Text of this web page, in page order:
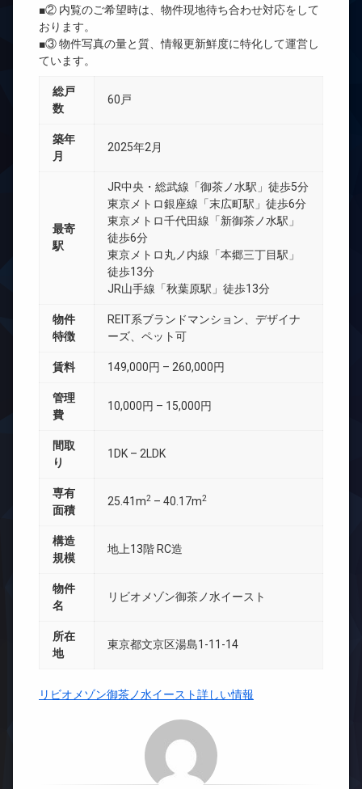
■② 内覧のご希望時は、物件現地待ち合わせ対応をして
おります。
■③ 物件写真の量と質、情報更新鮮度に特化して運営し
ています。
総戸
数
60戸
築年
月
2025年2月
最寄
駅
JR中央・総武線「御茶ノ水駅」徒歩5分
東京メトロ銀座線「末広町駅」徒歩6分
東京メトロ千代田線「新御茶ノ水駅」
徒歩6分
東京メトロ丸ノ内線「本郷三丁目駅」
徒歩13分
JR山手線「秋葉原駅」徒歩13分
物件
特徴
REIT系ブランドマンション、デザイナ
ーズ、ペット可
賃料 149,000円 – 260,000円
管理
費
10,000円 – 15,000円
間取
り
1DK – 2LDK
専有
面積
25.41m2 – 40.17m2
構造
規模
地上13階 RC造
物件
名
リビオメゾン御茶ノ水イースト
所在
地
東京都文京区湯島1-11-14
リビオメゾン御茶ノ水イースト詳しい情報